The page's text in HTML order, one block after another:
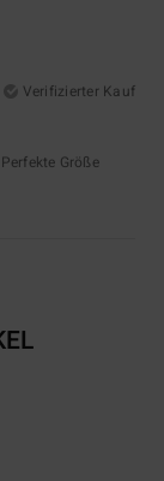
Verifizierter Kauf
Größe